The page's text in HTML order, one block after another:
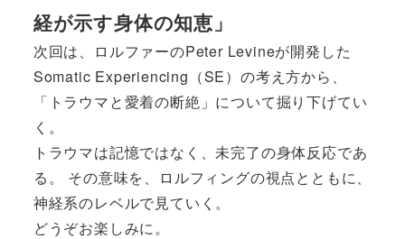
経が示す身体の知恵」
次回は、ロルファーのPeter Levineが開発した
Somatic Experiencing（SE）の考え方から、
「トラウマと愛着の断絶」について掘り下げてい
く。
トラウマは記憶ではなく、未完了の身体反応であ
る。 その意味を、ロルフィングの視点とともに、
神経系のレベルで見ていく。
どうぞお楽しみに。